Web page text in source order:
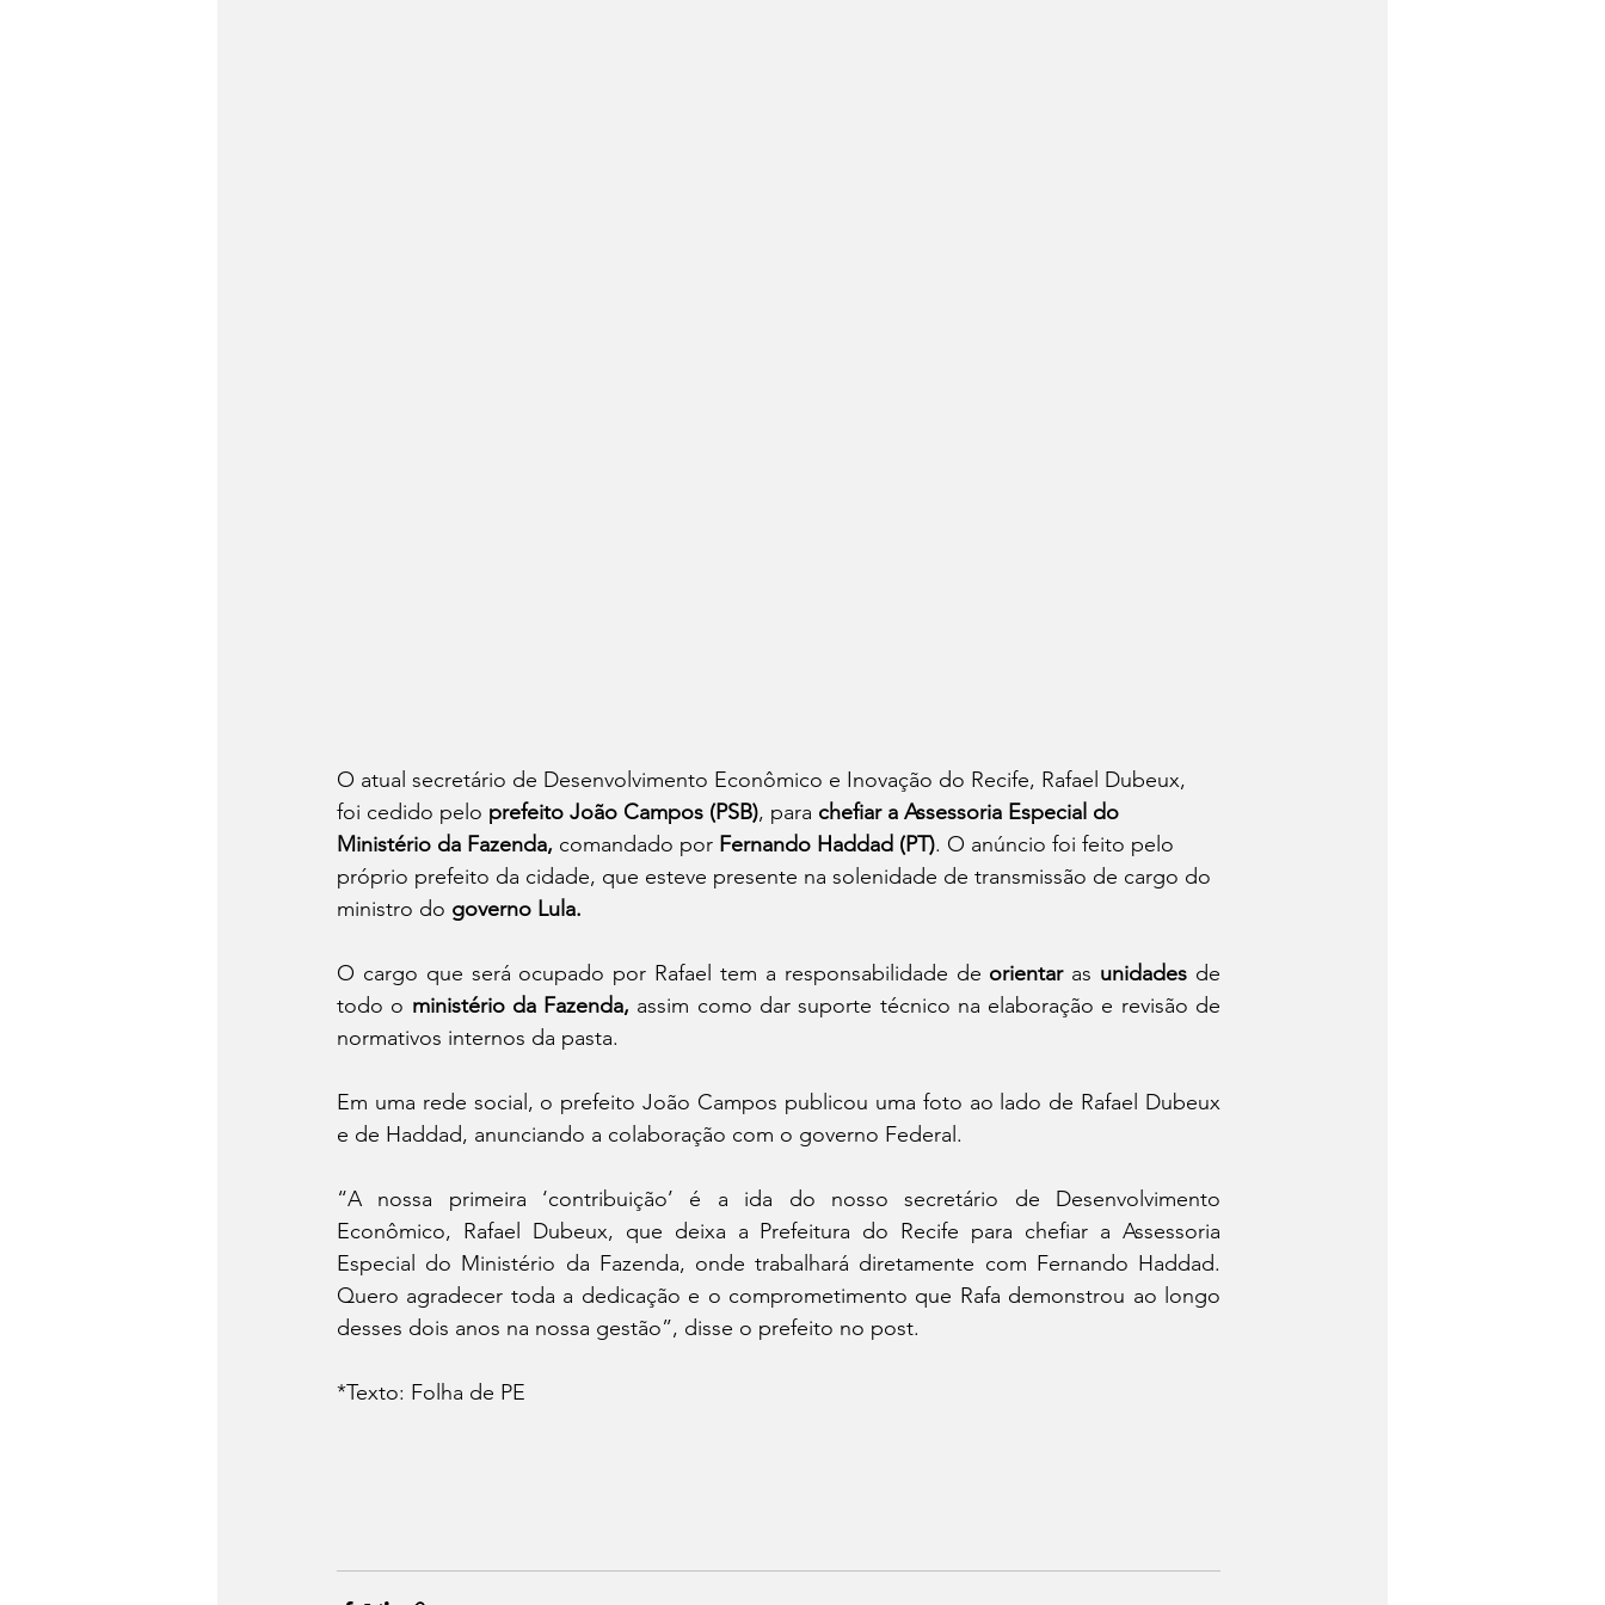
O atual secretário de Desenvolvimento Econômico e Inovação do Recife, Rafael Dubeux,
foi cedido pelo prefeito João Campos (PSB), para chefiar a Assessoria Especial do
Ministério da Fazenda, comandado por Fernando Haddad (PT). O anúncio foi feito pelo
próprio prefeito da cidade, que esteve presente na solenidade de transmissão de cargo do
ministro do governo Lula.
O cargo que será ocupado por Rafael tem a responsabilidade de orientar as unidades de
todo o ministério da Fazenda, assim como dar suporte técnico na elaboração e revisão de
normativos internos da pasta.
Em uma rede social, o prefeito João Campos publicou uma foto ao lado de Rafael Dubeux
e de Haddad, anunciando a colaboração com o governo Federal.
“A nossa primeira ‘contribuição’ é a ida do nosso secretário de Desenvolvimento
Econômico, Rafael Dubeux, que deixa a Prefeitura do Recife para chefiar a Assessoria
Especial do Ministério da Fazenda, onde trabalhará diretamente com Fernando Haddad.
Quero agradecer toda a dedicação e o comprometimento que Rafa demonstrou ao longo
desses dois anos na nossa gestão”, disse o prefeito no post.
*Texto: Folha de PE